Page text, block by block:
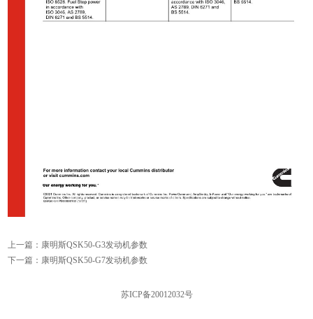
上一篇： 康明斯QSK50-G3发动机参数
下一篇： 康明斯QSK50-G7发动机参数
苏ICP备20012032号